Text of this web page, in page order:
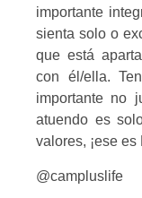
importante
sienta solo o
que está
con él/ella.
importante no
atuendo es
valores, ¡ese es
@campluslife